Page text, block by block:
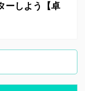
ーしよう【卓